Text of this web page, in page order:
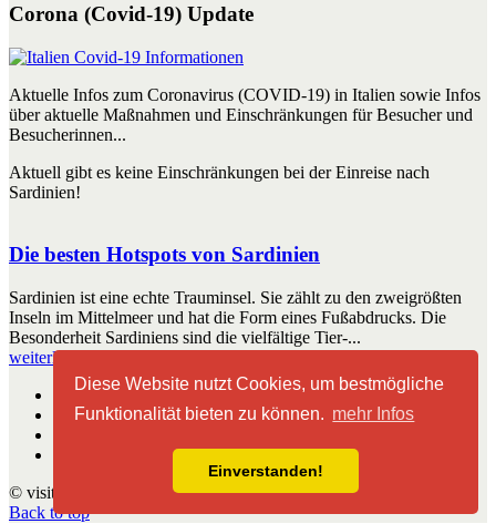
Diese Website nutzt Cookies, um bestmögliche
Funktionalität bieten zu können. mehr Infos
Einverstanden!
Corona (Covid-19) Update
Aktuelle Infos zum Coronavirus (COVID-19) in Italien sowie Infos
über aktuelle Maßnahmen und Einschränkungen für Besucher und
Besucherinnen...
Aktuell gibt es keine Einschränkungen bei der Einreise nach
Sardinien!
Die besten Hotspots von Sardinien
Sardinien ist eine echte Trauminsel. Sie zählt zu den zweigrößten
Inseln im Mittelmeer und hat die Form eines Fußabdrucks. Die
Besonderheit Sardiniens sind die vielfältige Tier-...
weiterlesen
Start
Impressum
Nutzungshinweise
© visitsardinien.de 2010 - 2026
Back to top